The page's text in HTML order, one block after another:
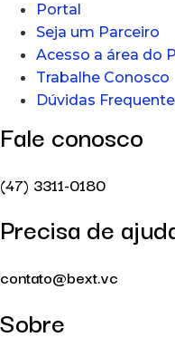
Portal
Seja um Parceiro
Acesso a área do
Trabalhe Conosco
Dúvidas
Fale conosco
(47) 3311-0180
Precisa de
contato@bext.vc
Sobre